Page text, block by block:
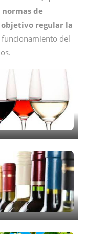
de
regular la
del